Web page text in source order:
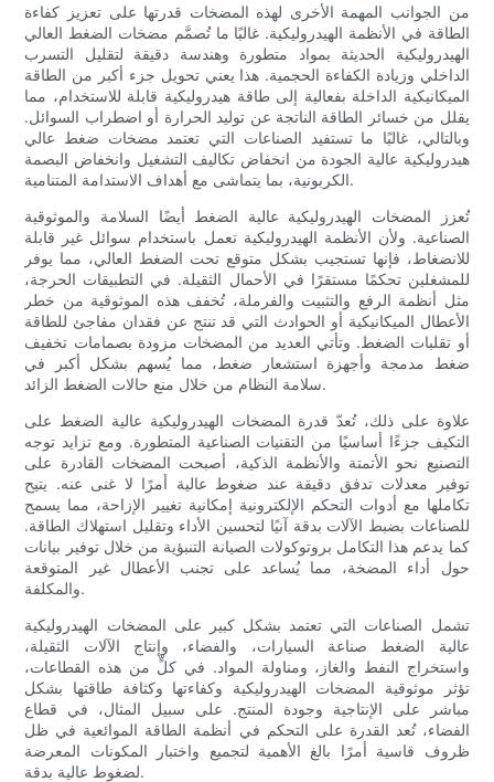
من الجوانب المهمة الأخرى لهذه المضخات قدرتها على تعزيز كفاءة
الطاقة في الأنظمة الهيدروليكية. غالبًا ما تُصمَّم مضخات الضغط العالي
الهيدروليكية الحديثة بمواد متطورة وهندسة دقيقة لتقليل التسرب
الداخلي وزيادة الكفاءة الحجمية. هذا يعني تحويل جزء أكبر من الطاقة
الميكانيكية الداخلة بفعالية إلى طاقة هيدروليكية قابلة للاستخدام، مما
يقلل من خسائر الطاقة الناتجة عن توليد الحرارة أو اضطراب السوائل.
وبالتالي، غالبًا ما تستفيد الصناعات التي تعتمد مضخات ضغط عالي
هيدروليكية عالية الجودة من انخفاض تكاليف التشغيل وانخفاض البصمة
الكربونية، بما يتماشى مع أهداف الاستدامة المتنامية.
تُعزز المضخات الهيدروليكية عالية الضغط أيضًا السلامة والموثوقية
الصناعية. ولأن الأنظمة الهيدروليكية تعمل باستخدام سوائل غير قابلة
للانضغاط، فإنها تستجيب بشكل متوقع تحت الضغط العالي، مما يوفر
للمشغلين تحكمًا مستقرًا في الأحمال الثقيلة. في التطبيقات الحرجة،
مثل أنظمة الرفع والتثبيت والفرملة، تُخفف هذه الموثوقية من خطر
الأعطال الميكانيكية أو الحوادث التي قد تنتج عن فقدان مفاجئ للطاقة
أو تقلبات الضغط. وتأتي العديد من المضخات مزودة بصمامات تخفيف
ضغط مدمجة وأجهزة استشعار ضغط، مما يُسهم بشكل أكبر في
سلامة النظام من خلال منع حالات الضغط الزائد.
علاوة على ذلك، تُعدّ قدرة المضخات الهيدروليكية عالية الضغط على
التكيف جزءًا أساسيًا من التقنيات الصناعية المتطورة. ومع تزايد توجه
التصنيع نحو الأتمتة والأنظمة الذكية، أصبحت المضخات القادرة على
توفير معدلات تدفق دقيقة عند ضغوط عالية أمرًا لا غنى عنه. يتيح
تكاملها مع أدوات التحكم الإلكترونية إمكانية تغيير الإزاحة، مما يسمح
للصناعات بضبط الآلات بدقة آنيًا لتحسين الأداء وتقليل استهلاك الطاقة.
كما يدعم هذا التكامل بروتوكولات الصيانة التنبؤية من خلال توفير بيانات
حول أداء المضخة، مما يُساعد على تجنب الأعطال غير المتوقعة
والمكلفة.
تشمل الصناعات التي تعتمد بشكل كبير على المضخات الهيدروليكية
عالية الضغط صناعة السيارات، والفضاء، وإنتاج الآلات الثقيلة،
واستخراج النفط والغاز، ومناولة المواد. في كلٍّ من هذه القطاعات،
تؤثر موثوقية المضخات الهيدروليكية وكفاءتها وكثافة طاقتها بشكل
مباشر على الإنتاجية وجودة المنتج. على سبيل المثال، في قطاع
الفضاء، تُعد القدرة على التحكم في أنظمة الطاقة الموائعية في ظل
ظروف قاسية أمرًا بالغ الأهمية لتجميع واختبار المكونات المعرضة
لضغوط عالية بدقة.